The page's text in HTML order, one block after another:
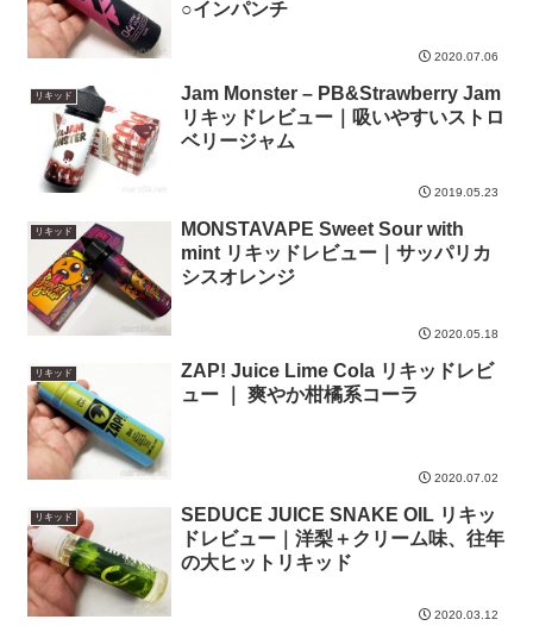
○インパンチ
2020.07.06
リキッド
Jam Monster – PB&Strawberry Jam
リキッドレビュー｜吸いやすいストロ
ベリージャム
2019.05.23
リキッド
MONSTAVAPE Sweet Sour with
mint リキッドレビュー｜サッパリカ
シスオレンジ
2020.05.18
リキッド
ZAP! Juice Lime Cola リキッドレビ
ュー ｜ 爽やか柑橘系コーラ
2020.07.02
リキッド
SEDUCE JUICE SNAKE OIL リキッ
ドレビュー｜洋梨＋クリーム味、往年
の大ヒットリキッド
2020.03.12